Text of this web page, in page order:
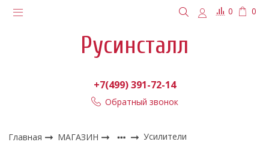
0 0
Русинсталл
+7(499) 391-72-14
Обратный звонок
Главная МАГАЗИН Усилители